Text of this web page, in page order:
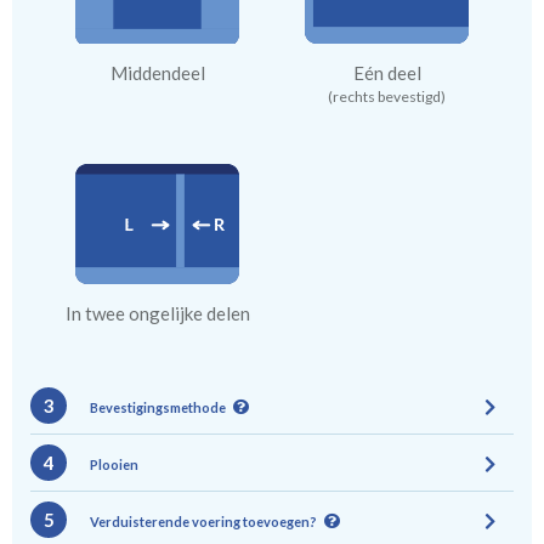
Middendeel Eén deel
(rechts bevestigd)
In twee ongelijke delen
3 Bevestigingsmethode
4 Plooien
5 Verduisterende voering toevoegen?